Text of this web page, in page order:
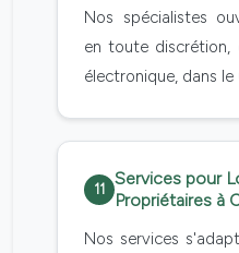
Nos spécialistes
en toute discrétion,
électronique, dans le
11
Services pour
Propriétaires à
Nos services